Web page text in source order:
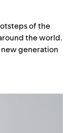
of the
the world.
generation